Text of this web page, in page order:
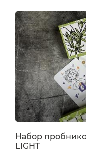
концентрация и
масел для
легкое
рождественская
Набор
LIGHT